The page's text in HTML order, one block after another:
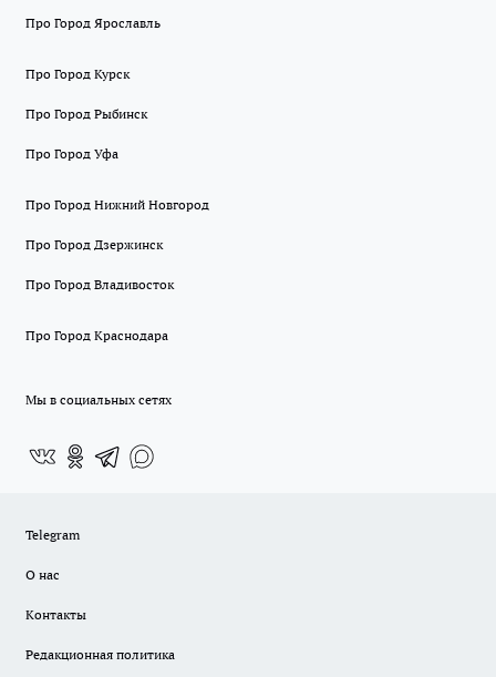
Про Город Ярославль
Про Город Курск
Про Город Рыбинск
Про Город Уфа
Про Город Нижний Новгород
Про Город Дзержинск
Про Город Владивосток
Про Город Краснодара
Мы в социальных сетях
Telegram
О нас
Контакты
Редакционная политика